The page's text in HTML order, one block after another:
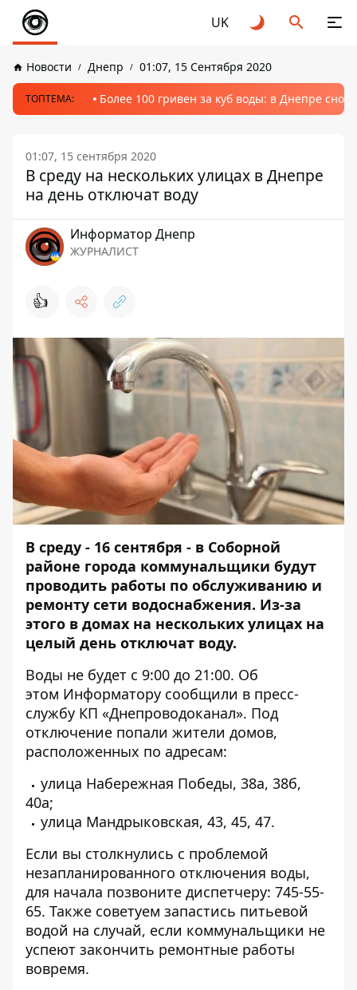
UK
Новости Днепр 01:07, 15 Сентября 2020
ТОПТЕМА: Более 100 гривен за куб воды: в Днепре
01:07, 15 сентября 2020
В среду на нескольких улицах в Днепре
на день отключат воду
Информатор Днепр
ЖУРНАЛИСТ
👍
В среду - 16 сентября - в Соборной
районе города коммунальщики будут
проводить работы по обслуживанию и
ремонту сети водоснабжения. Из-за
этого в домах на нескольких улицах на
целый день отключат воду.
Воды не будет с 9:00 до 21:00. Об
этом Информатору сообщили в пресс-
службу КП «Днепроводоканал». Под
отключение попали жители домов,
расположенных по адресам:
улица Набережная Победы, 38а, 38б,
40а;
улица Мандрыковская, 43, 45, 47.
Если вы столкнулись с проблемой
незапланированного отключения воды,
для начала позвоните диспетчеру: 745-55-
65. Также советуем запастись питьевой
водой на случай, если коммунальщики не
успеют закончить ремонтные работы
вовремя.